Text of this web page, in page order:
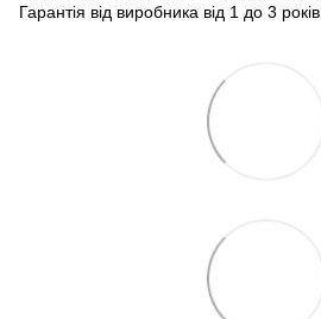
Гарантія від виробника від 1 до 3 років.